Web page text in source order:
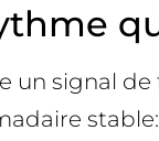
un signal